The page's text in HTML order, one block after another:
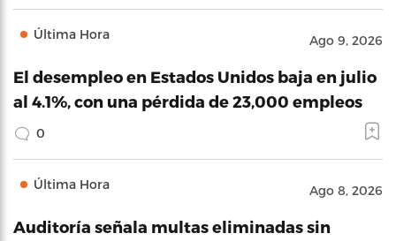
Última Hora Ago 9, 2026
El desempleo en Estados Unidos baja en julio
al 4.1%, con una pérdida de 23,000 empleos
0
Última Hora Ago 8, 2026
Auditoría señala multas eliminadas sin